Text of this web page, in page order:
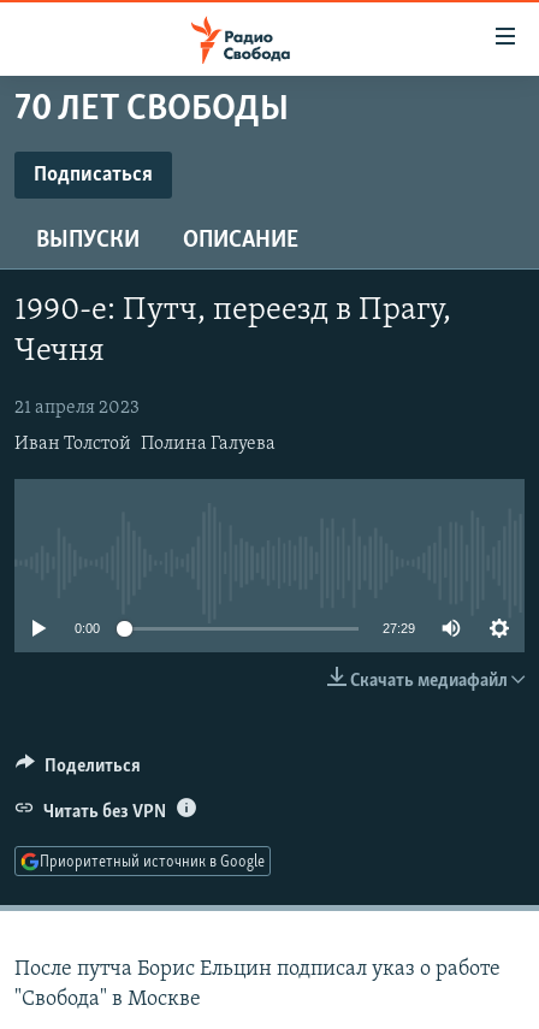
упрощенного
Вернуться
основному
содержанию
Вернутся
главной
Вернутся
поиску
ПОДКАСТЫ
МНЕНИЯ
КУЛЬТУРА
КАВКАЗ.РЕАЛИИ
СЕВЕР.РЕАЛИИ
70 ЛЕТ СВОБОДЫ
Подписаться
ВЫПУСКИ ОПИСАНИЕ
1990-е: Путч, переезд в Прагу,
Чечня
21 апреля 2023
Иван Толстой Полина Галуева
0:00 27:29
Скачать медиафайл
Поделиться
Читать без VPN
Приоритетный источник в Google
После путча Борис Ельцин подписал указ о работе
"Свобода" в Москве